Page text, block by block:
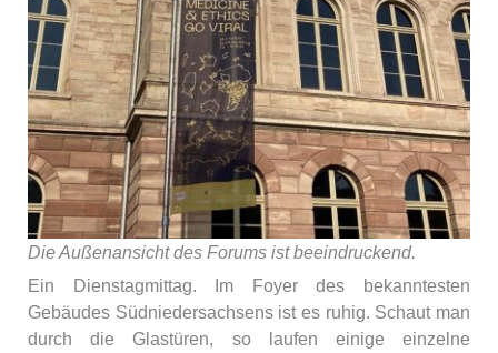
Die Außenansicht des Forums ist beeindruckend.
Ein Dienstagmittag. Im Foyer des bekanntesten
Gebäudes Südniedersachsens ist es ruhig. Schaut man
durch die Glastüren, so laufen einige einzelne